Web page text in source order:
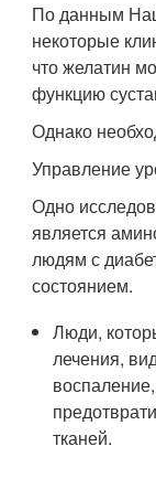
По данным
некоторые
что желатин
функцию
Однако
Управление
Одно
является
людям с
состоянием.
Люди,
лечения,
тканей.